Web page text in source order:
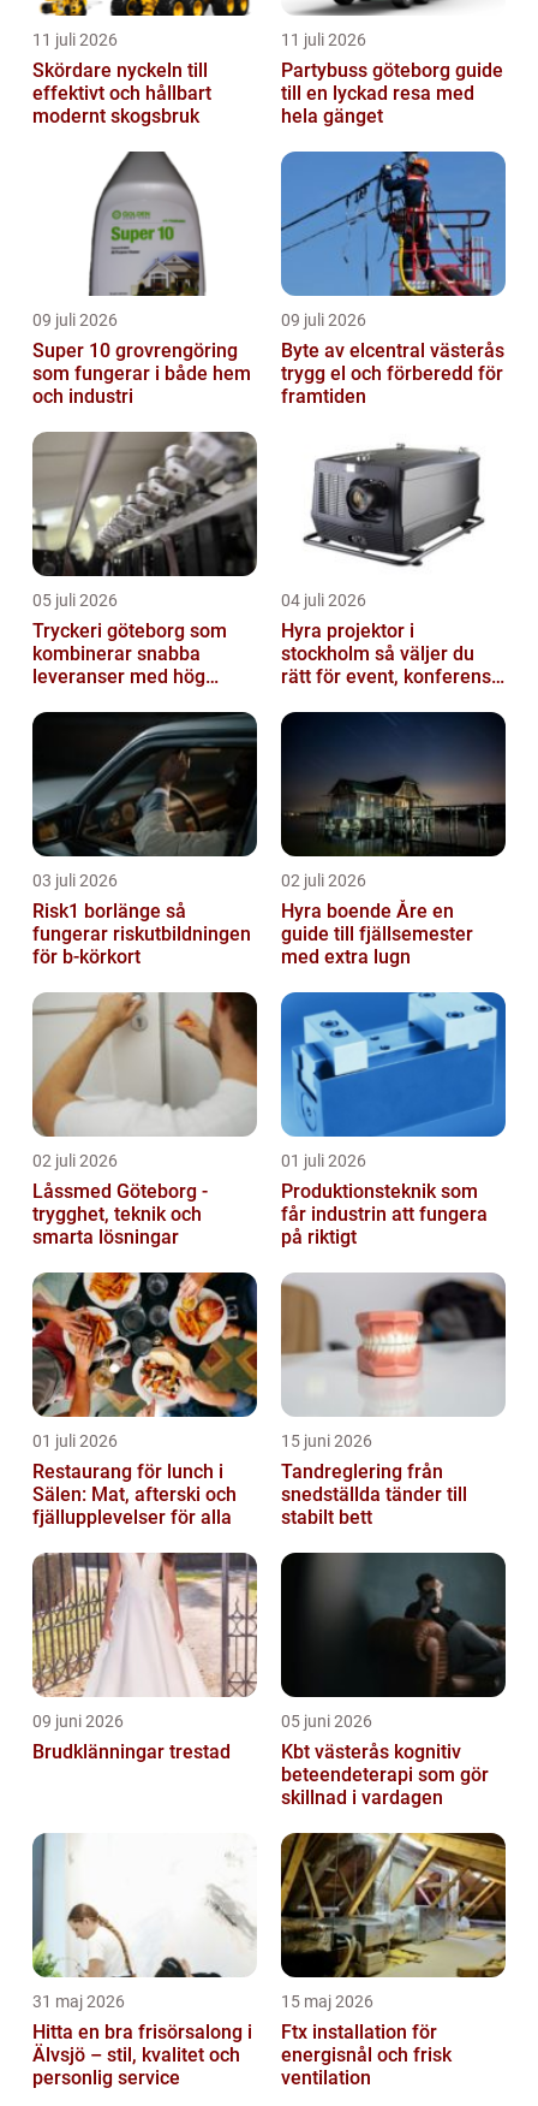
11 juli 2026
Skördare nyckeln till
effektivt och hållbart
modernt skogsbruk
11 juli 2026
Partybuss göteborg guide
till en lyckad resa med
hela gänget
09 juli 2026
Super 10 grovrengöring
som fungerar i både hem
och industri
09 juli 2026
Byte av elcentral västerås
trygg el och förberedd för
framtiden
05 juli 2026
Tryckeri göteborg som
kombinerar snabba
leveranser med hög
04 juli 2026
Hyra projektor i
stockholm så väljer du
rätt för event, konferens
03 juli 2026
Risk1 borlänge så
fungerar riskutbildningen
för b-körkort
02 juli 2026
Hyra boende Åre en
guide till fjällsemester
med extra lugn
02 juli 2026
Låssmed Göteborg -
trygghet, teknik och
smarta lösningar
01 juli 2026
Produktionsteknik som
får industrin att fungera
på riktigt
01 juli 2026
Restaurang för lunch i
Sälen: Mat, afterski och
fjällupplevelser för alla
15 juni 2026
Tandreglering från
snedställda tänder till
stabilt bett
09 juni 2026
Brudklänningar trestad
05 juni 2026
Kbt västerås kognitiv
beteendeterapi som gör
skillnad i vardagen
31 maj 2026
Hitta en bra frisörsalong i
Älvsjö – stil, kvalitet och
personlig service
15 maj 2026
Ftx installation för
energisnål och frisk
ventilation